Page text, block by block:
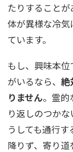
たりすること
体が異様な冷
ています。
もし、興味本
がいるなら、 絶
りません。霊的
り返しのつか
うしても通行
降りず、寄り